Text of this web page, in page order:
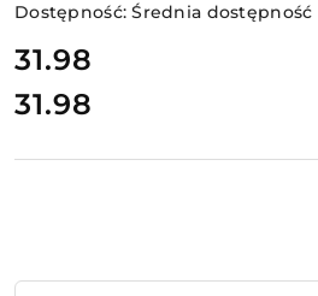
Dostępność:Średnia dostępność
cena:
31.98
Cena:
31.98